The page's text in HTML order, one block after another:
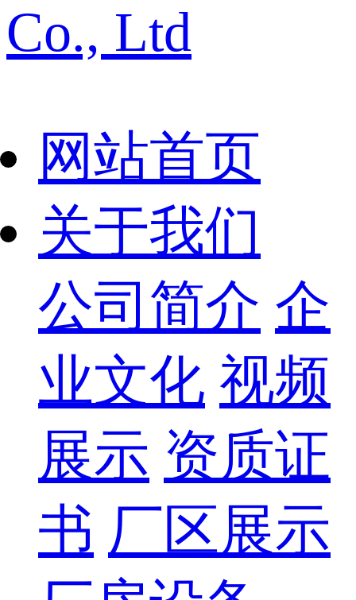
Co., Ltd
网站首页
关于我们
公司简介 企
业文化 视频
展示 资质证
书 厂区展示